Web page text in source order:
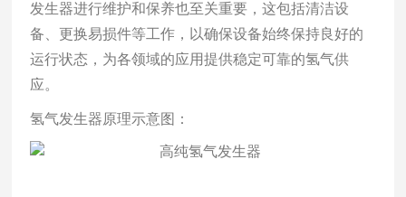
发生器进行维护和保养也至关重要，这包括清洁设
备、更换易损件等工作，以确保设备始终保持良好的
运行状态，为各领域的应用提供稳定可靠的氢气供
应。
氢气发生器原理示意图：